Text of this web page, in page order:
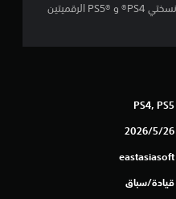
ن
إ
يسمح لك هذا المنتج بتنزيل كلٍ من نسختي PS4® و PS5®‎ الرقميتين
PS4, PS5
26‏/5‏/2026
eastasiasoft
قيادة/سباق